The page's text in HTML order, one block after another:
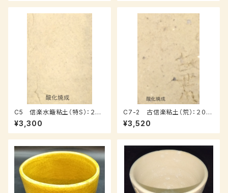
C5 信楽水簸粘土（特S）：２０
ｋｇ
¥3,300
C7-2 古信楽粘土（荒）：２０ｋ
ｇ
¥3,520